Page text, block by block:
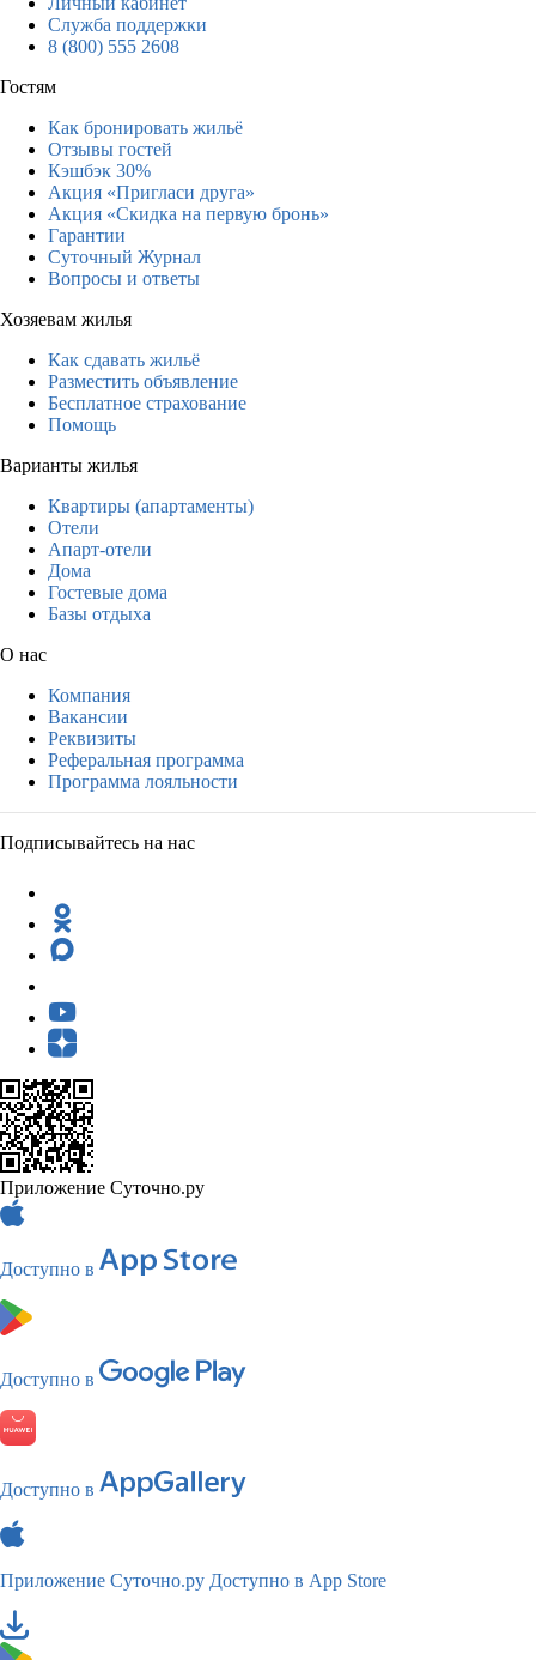
Служба поддержки
8 (800) 555 2608
Гостям
Как бронировать жильё
Отзывы гостей
Кэшбэк 30%
Акция «Пригласи друга»
Акция «Скидка на первую бронь»
Гарантии
Суточный Журнал
Вопросы и ответы
Хозяевам жилья
Как сдавать жильё
Разместить объявление
Бесплатное страхование
Помощь
Варианты жилья
Квартиры (апартаменты)
Отели
Апарт-отели
Дома
Гостевые дома
Базы отдыха
О нас
Компания
Вакансии
Реквизиты
Реферальная программа
Программа лояльности
Подписывайтесь на нас
Приложение Суточно.ру
Доступно в
Доступно в
Доступно в
Приложение Суточно.ру Доступно в App Store